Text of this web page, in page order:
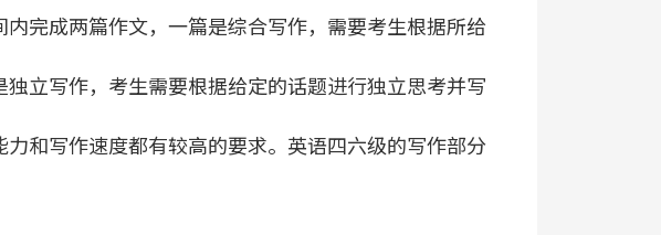
完成两篇作文，一篇是综合写作，需要考生根据所给
立写作，考生需要根据给定的话题进行独立思考并写
和写作速度都有较高的要求。英语四六级的写作部分